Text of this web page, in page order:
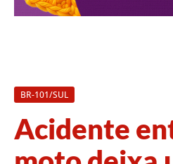
BR-101/SUL
Acidente